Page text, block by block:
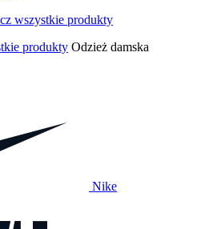
produkty Odzież damska
Nike